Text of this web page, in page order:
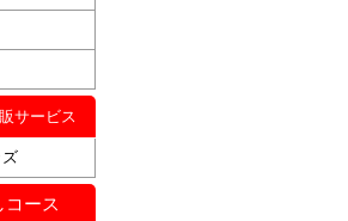
サービス
コース